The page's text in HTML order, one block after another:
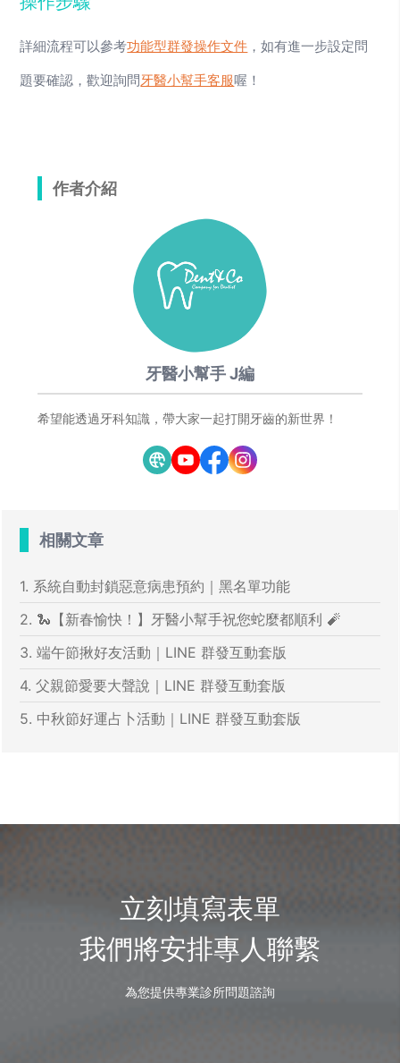
詳細流程可以參考功能型群發操作文件 ，如有進一步設定問
題要確認，歡迎詢問牙醫小幫手客服喔！
作者介紹
牙醫小幫手 J編
希望能透過牙科知識，帶大家一起打開牙齒的新世界！
相關文章
1. 系統自動封鎖惡意病患預約｜黑名單功能
2. 🐍【新春愉快！】牙醫小幫手祝您蛇麼都順利 🧨
3. 端午節揪好友活動｜LINE 群發互動套版
4. 父親節愛要大聲說｜LINE 群發互動套版
5. 中秋節好運占卜活動｜LINE 群發互動套版
立刻填寫表單
我們將安排專人聯繫
為您提供專業診所問題諮詢